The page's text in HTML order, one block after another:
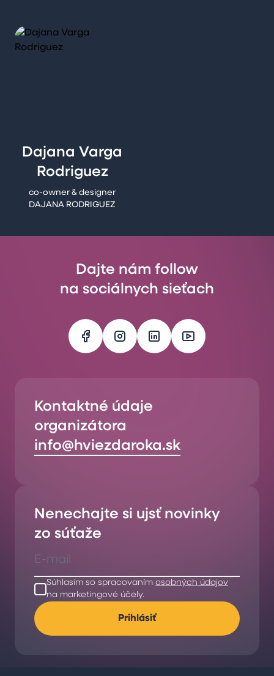
Dajana Varga
Rodriguez
co-owner & designer
DAJANA RODRIGUEZ
Dajte nám follow
na sociálnych sieťach
Kontaktné údaje
organizátora
info@hviezdaroka.sk
Nenechajte si ujsť novinky
zo súťaže
Súhlasím so spracovaním osobných údajov
na marketingové účely.
Prihlásiť